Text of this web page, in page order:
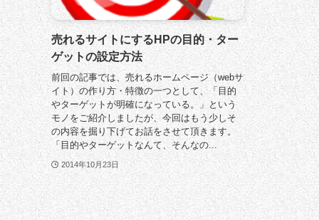
売れるサイトにするHPの目的・ター
ゲットの設定方法
前回の記事では、売れるホームページ（webサ
イト）の作り方・特徴の一つとして、「目的
やターゲットが明確になっている。」という
モノをご紹介しましたが、今回はもう少しそ
の内容を掘り下げてお話をさせて頂きます。
「目的やターゲットなんて、そんなの...
2014年10月23日